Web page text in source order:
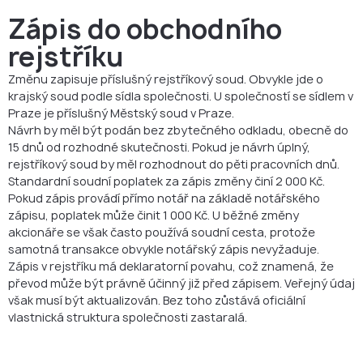
Zápis do obchodního
rejstříku
Změnu zapisuje příslušný rejstříkový soud. Obvykle jde o
krajský soud podle sídla společnosti. U společností se sídlem v
Praze je příslušný Městský soud v Praze.
Návrh by měl být podán bez zbytečného odkladu, obecně do
15 dnů od rozhodné skutečnosti. Pokud je návrh úplný,
rejstříkový soud by měl rozhodnout do pěti pracovních dnů.
Standardní soudní poplatek za zápis změny činí 2 000 Kč.
Pokud zápis provádí přímo notář na základě notářského
zápisu, poplatek může činit 1 000 Kč. U běžné změny
akcionáře se však často používá soudní cesta, protože
samotná transakce obvykle notářský zápis nevyžaduje.
Zápis v rejstříku má deklaratorní povahu, což znamená, že
převod může být právně účinný již před zápisem. Veřejný údaj
však musí být aktualizován. Bez toho zůstává oficiální
vlastnická struktura společnosti zastaralá.